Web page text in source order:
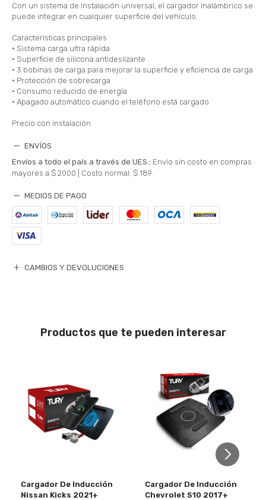
Con un sistema de instalación universal, el cargador inalámbrico se
puede integrar en cualquier superficie del vehículo.
Características principales
• Sistema carga ultra rápida
• Superficie de silicona antideslizante
• 3 bobinas de carga para mejorar la superficie y eficiencia de carga
• Protección de sobrecarga
• Consumo reducido de energía
• Apagado automático cuando el teléfono está cargado
Precio con instalación
ENVÍOS
Envíos a todo el país a través de UES.: Envío sin costo en compras
mayores a $ 2000 | Costo normal: $ 189.
MEDIOS DE PAGO
CAMBIOS Y DEVOLUCIONES
Productos que te pueden interesar
Cargador De Inducción
Nissan Kicks 2021+
Cargador De Inducción
Chevrolet S10 2017+